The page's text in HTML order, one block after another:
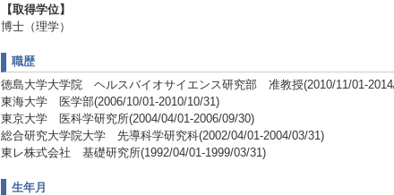
【取得学位】
博士（理学）
職歴
徳島大学大学院 ヘルスバイオサイエンス研究部 准教授(2010/11/01-
東海大学 医学部(2006/10/01-2010/10/31)
東京大学 医科学研究所(2004/04/01-2006/09/30)
総合研究大学院大学 先導科学研究科(2002/04/01-2004/03/31)
東レ株式会社 基礎研究所(1992/04/01-1999/03/31)
生年月